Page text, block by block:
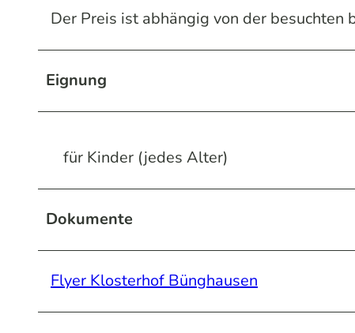
Der Preis ist abhängig von der besuchten
Eignung
für Kinder (jedes Alter)
Dokumente
Flyer Klosterhof Bünghausen